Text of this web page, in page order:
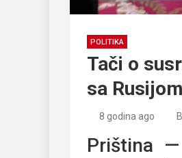
POLITIKA
Tači o
sa Rusijom
8 godina ago
Priština